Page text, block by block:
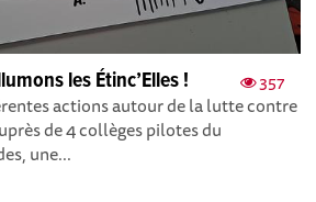
357
les Étinc’Elles !
actions autour de la lutte contre
de 4 collèges pilotes du
une...